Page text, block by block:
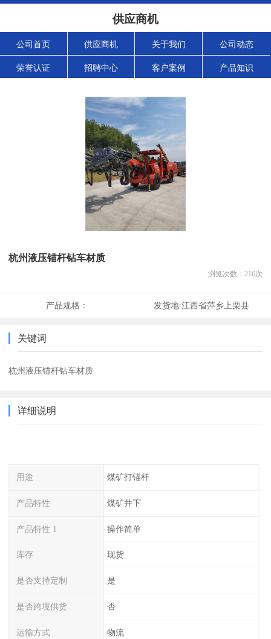
供应商机
公司首页 供应商机 关于我们 公司动态
荣誉认证 招聘中心 客户案例 产品知识
杭州液压锚杆钻车材质
浏览次数： 216次
产品规格： 发货地:江西省萍乡上栗县
关键词
杭州液压锚杆钻车材质
详细说明
用途 煤矿打锚杆
产品特性 煤矿井下
产品特性 1 操作简单
库存 现货
是否支持定制 是
是否跨境供货 否
运输方式 物流